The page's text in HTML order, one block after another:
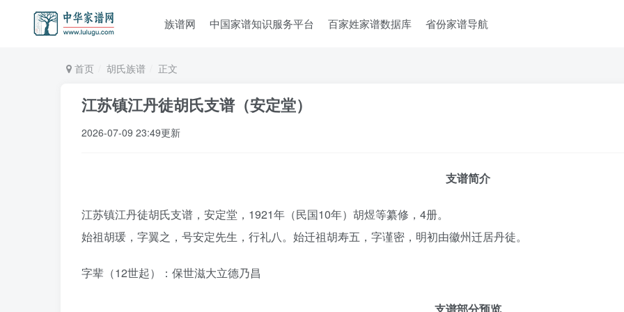
族谱网 中国家谱知识服务平台 百家姓家谱数据库 省份家谱导航
首页 胡氏族谱 正文
江苏镇江丹徒胡氏支谱（安定堂）
2026-07-09 23:49更新
支谱简介
江苏镇江丹徒胡氏支谱，安定堂，1921年（民国10年）胡煜等纂修，4册。
始祖胡瑗，字翼之，号安定先生，行礼八。始迁祖胡寿五，字谨密，明初由徽州迁居丹徒。
字辈（12世起）：保世滋大立德乃昌